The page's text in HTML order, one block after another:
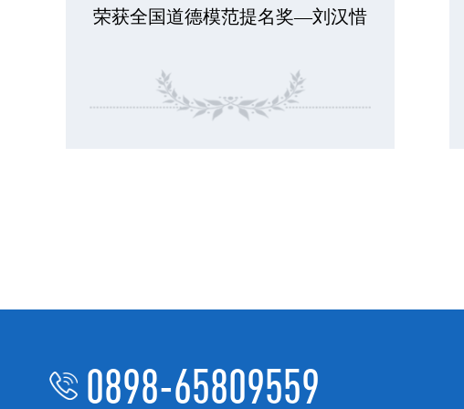
荣获全国道德模范提名奖—刘汉惜
0898-65809559